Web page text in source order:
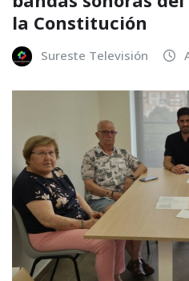
la Constitución
Sureste Televisión